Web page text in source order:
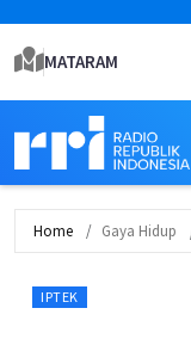
MATARAM
Home Gaya Hidup
IPTEK